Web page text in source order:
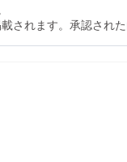
されます。承認され